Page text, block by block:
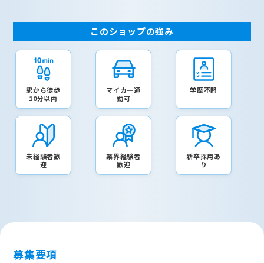
このショップの強み
駅から徒歩
10分以内
マイカー通
勤可
学歴不問
未経験者歓
迎
業界経験者
歓迎
新卒採用あ
り
募集要項